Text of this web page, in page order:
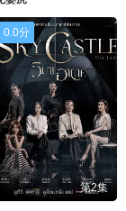
0.0分
第2集